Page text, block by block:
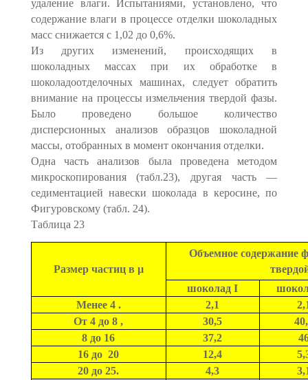
удаление влаги. Испытаниями, установлено, что
содержание влаги в процессе отделки шоколадных
масс снижается с 1,02 до 0,6%.
Из других изменений, происходящих в
шоколадных массах при их обработке в
шоколадоотделочных машинах, следует обратить
внимание на процессы измельчения твердой фазы.
Было проведено большое количество
дисперсионных анализов образцов шоколадной
массы, отобранных в момент окончания отделки.
Одна часть анализов была проведена методом
микроскопирования (табл.23), другая часть —
седиментацией навески шоколада в керосине, по
Фигуровскому (табл. 24).
Таблица 23
Размер частиц в µ
Объемное содержание
шоколад I
Менее 4 .
2,1
От 4 до 8 ,
30,5
8 до 16
37,2
16 до 20
12,4
20 до 25.
4,3